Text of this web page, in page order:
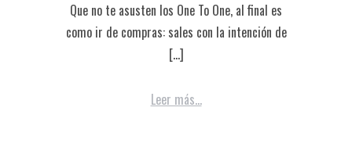
Que no te asusten los One To One, al final es
como ir de compras: sales con la intención de
[…]
Leer más...